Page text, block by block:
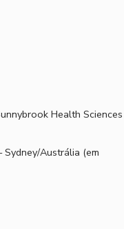
Health Sciences
Austrália (em